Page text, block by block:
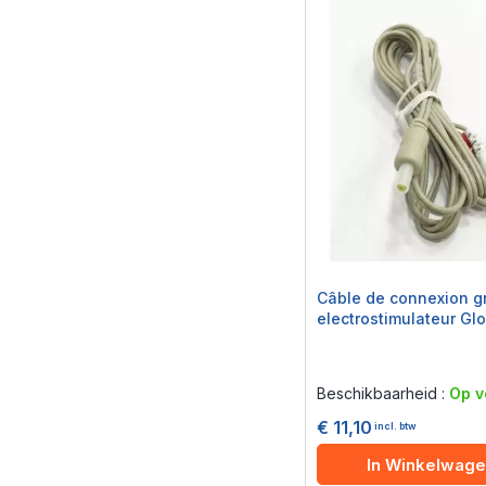
Câble de connexion
electrostimulateur
Beschikbaarheid : Op
€ 11,10 incl. btw
In